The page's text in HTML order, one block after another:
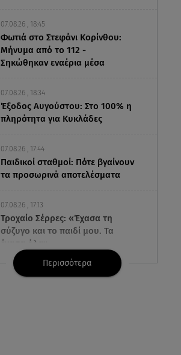
07.08.26 , 18:45
Φωτιά στο Στεφάνι Κορίνθου:
Μήνυμα από το 112 -
Σηκώθηκαν εναέρια μέσα
07.08.26 , 18:34
Έξοδος Αυγούστου: Στο 100% η
πληρότητα για Κυκλάδες
07.08.26 , 17:44
Παιδικοί σταθμοί: Πότε βγαίνουν
τα προσωρινά αποτελέσματα
07.08.26 , 17:13
Τροχαίο Σέρρες: «Έχασα τη
σύζυγο και το παιδί μου. Τα
έχασα όλα»
07.08.26 , 16:03
Περισσότερα